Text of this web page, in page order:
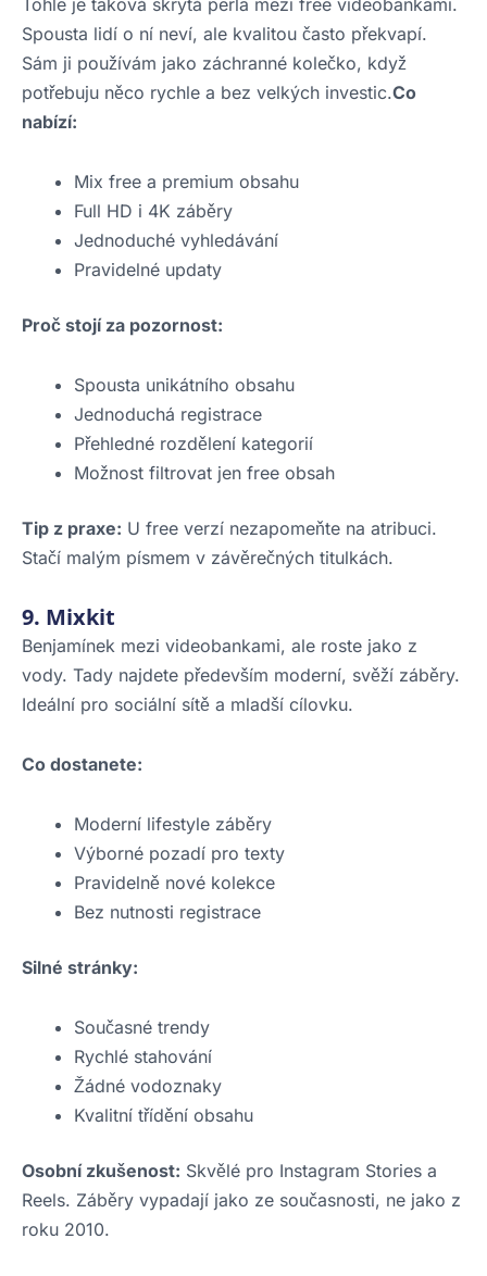
Spousta lidí o ní neví, ale kvalitou často překvapí.
Sám ji používám jako záchranné kolečko, když
potřebuju něco rychle a bez velkých investic.Co
nabízí:
Mix free a premium obsahu
Full HD i 4K záběry
Jednoduché vyhledávání
Pravidelné updaty
Proč stojí za pozornost:
Spousta unikátního obsahu
Jednoduchá registrace
Přehledné rozdělení kategorií
Možnost filtrovat jen free obsah
Tip z praxe: U free verzí nezapomeňte na atribuci.
Stačí malým písmem v závěrečných titulkách.
9. Mixkit
Benjamínek mezi videobankami, ale roste jako z
vody. Tady najdete především moderní, svěží záběry.
Ideální pro sociální sítě a mladší cílovku.
Co dostanete:
Moderní lifestyle záběry
Výborné pozadí pro texty
Pravidelně nové kolekce
Bez nutnosti registrace
Silné stránky:
Současné trendy
Rychlé stahování
Žádné vodoznaky
Kvalitní třídění obsahu
Osobní zkušenost: Skvělé pro Instagram Stories a
Reels. Záběry vypadají jako ze současnosti, ne jako z
roku 2010.